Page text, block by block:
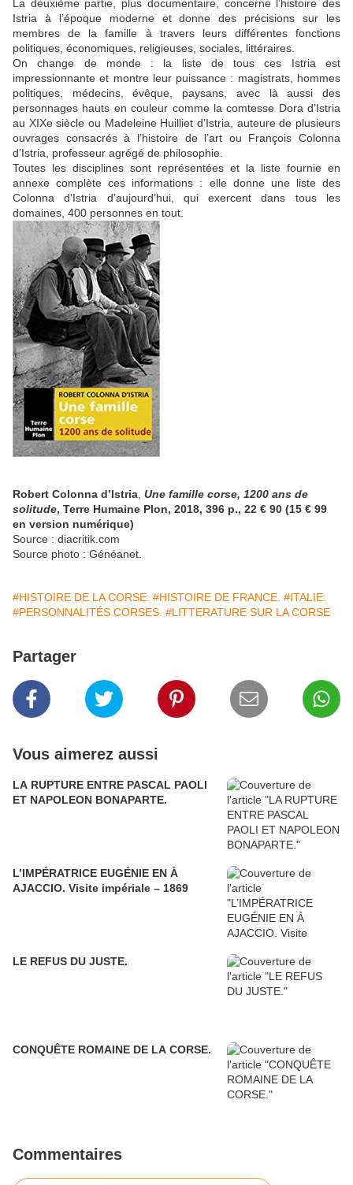
La deuxième partie, plus documentaire, concerne l’histoire des
Istria à l’époque moderne et donne des précisions sur les
membres de la famille à travers leurs différentes fonctions
politiques, économiques, religieuses, sociales, littéraires.
On change de monde : la liste de tous ces Istria est
impressionnante et montre leur puissance : magistrats, hommes
politiques, médecins, évêque, paysans, avec là aussi des
personnages hauts en couleur comme la comtesse Dora d’Istria
au XIXe siècle ou Madeleine Huilliet d’Istria, auteure de plusieurs
ouvrages consacrés à l’histoire de l’art ou François Colonna
d’Istria, professeur agrégé de philosophie.
Toutes les disciplines sont représentées et la liste fournie en
annexe complète ces informations : elle donne une liste des
Colonna d’Istria d’aujourd’hui, qui exercent dans tous les
domaines, 400 personnes en tout.
Robert Colonna d’Istria, Une famille corse, 1200 ans de
solitude, Terre Humaine Plon, 2018, 396 p., 22 € 90 (15 € 99
en version numérique)
Source : diacritik.com
Source photo : Généanet.
#HISTOIRE DE LA CORSE. #HISTOIRE DE FRANCE. #ITALIE.
#PERSONNALITÉS CORSES. #LITTERATURE SUR LA CORSE
Partager
Vous aimerez aussi
LA RUPTURE ENTRE PASCAL PAOLI
ET NAPOLEON BONAPARTE.
L’IMPÉRATRICE EUGÉNIE EN À
AJACCIO. Visite impériale – 1869
LE REFUS DU JUSTE.
CONQUÊTE ROMAINE DE LA CORSE.
Commentaires